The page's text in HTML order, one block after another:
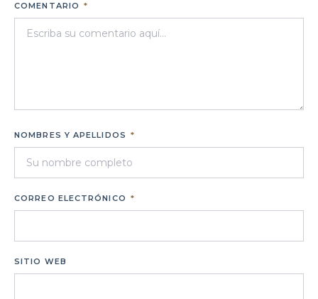
COMENTARIO *
NOMBRES Y APELLIDOS *
CORREO ELECTRÓNICO *
SITIO WEB